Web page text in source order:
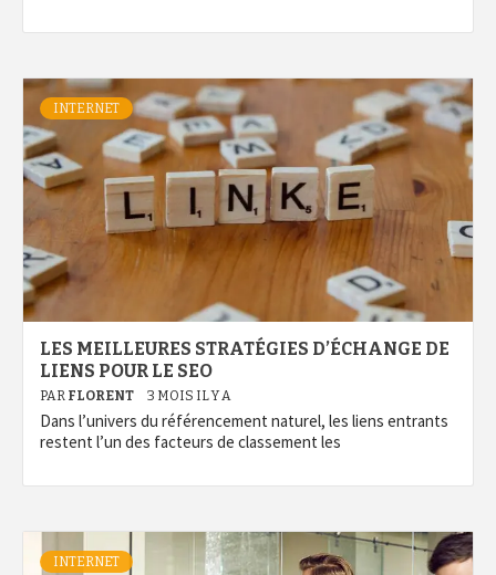
INTERNET
LES MEILLEURES STRATÉGIES D’ÉCHANGE DE
LIENS POUR LE SEO
PAR FLORENT 3 MOIS IL Y A
Dans l’univers du référencement naturel, les liens entrants
restent l’un des facteurs de classement les
INTERNET